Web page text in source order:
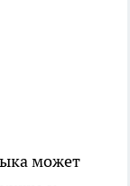
может